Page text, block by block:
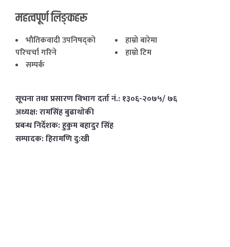
महत्वपूर्ण लिङ्कहरू
भाैतिकवादी उपनिषद्काे
परिचर्चा गरिने
हाम्राे बारेमा
हाम्राे टिम
सम्पर्क
सूचना तथा प्रसारण विभाग दर्ता नं.: १३०६-२०७५/ ७६
अध्यक्ष: रामसिंह बुढाथाेकी
प्रबन्ध निर्देशक: हुकुम बहादुर सिंह
सम्पादक: हिरामणि दु:खी